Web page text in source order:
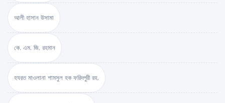
আলী হাসান উসামা
কে. এম. জি. রহমান
হযরত মাওলানা শামসুল হক ফরিদপুরী রহ.